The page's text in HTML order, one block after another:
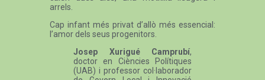
arrels.
Cap infant més privat d’allò més essencial:
l’amor dels seus progenitors.
Josep Xurigué Camprubí,
doctor en Ciències Polítiques
(UAB) i professor col·laborador